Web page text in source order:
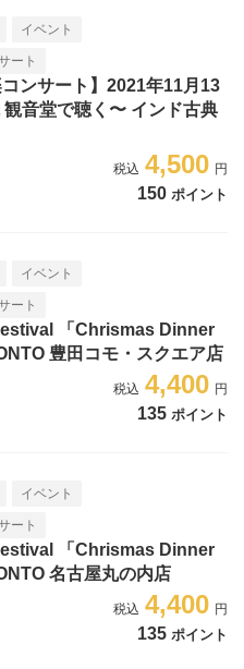
イベント
ート
コンサート】2021年11月13
観音堂で聴く〜 インド古典
4,500
150 ポイント
イベント
ート
「Chrismas Dinner
豊田コモ・スクエア店
4,400
135 ポイント
イベント
ート
「Chrismas Dinner
名古屋丸の内店
4,400
135 ポイント